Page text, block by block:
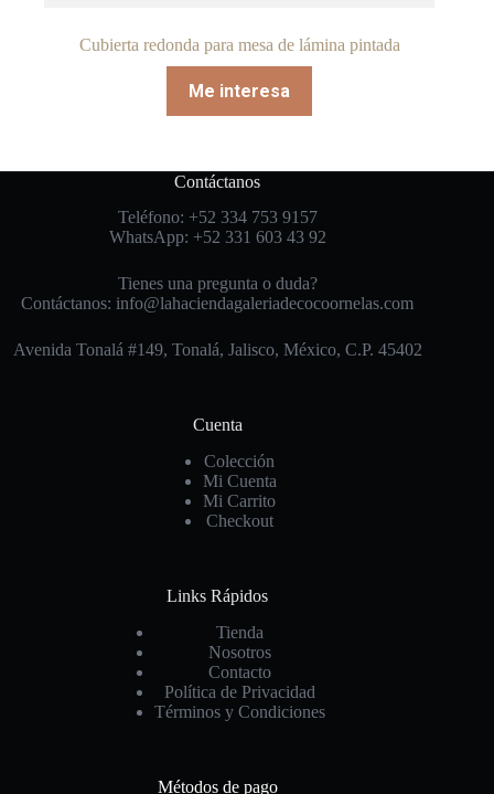
Cubierta redonda para mesa de lámina pintada
Me interesa
Contáctanos
Teléfono: +52 334 753 9157
WhatsApp: +52 331 603 43 92
Tienes una pregunta o duda?
Contáctanos: info@lahaciendagaleriadecocoornelas.com
Avenida Tonalá #149, Tonalá, Jalisco, México, C.P. 45402
Cuenta
Colección
Mi Cuenta
Mi Carrito
Checkout
Links Rápidos
Tienda
Nosotros
Contacto
Política de Privacidad
Términos y Condiciones
Métodos de pago